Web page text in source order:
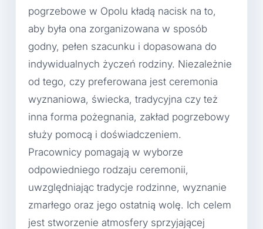
pogrzebowe w Opolu kładą nacisk na to,
aby była ona zorganizowana w sposób
godny, pełen szacunku i dopasowana do
indywidualnych życzeń rodziny. Niezależnie
od tego, czy preferowana jest ceremonia
wyznaniowa, świecka, tradycyjna czy też
inna forma pożegnania, zakład pogrzebowy
służy pomocą i doświadczeniem.
Pracownicy pomagają w wyborze
odpowiedniego rodzaju ceremonii,
uwzględniając tradycje rodzinne, wyznanie
zmarłego oraz jego ostatnią wolę. Ich celem
jest stworzenie atmosfery sprzyjającej